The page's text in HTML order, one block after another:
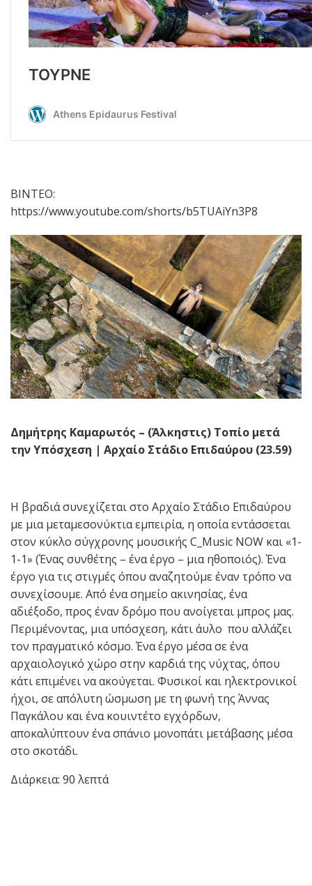
ΒΙΝΤΕΟ:
https://www.youtube.com/shorts/b5TUAiYn3P8
Δημήτρης Καμαρωτός – (Άλκηστις) Τοπίο μετά
την Υπόσχεση | Αρχαίο Στάδιο Επιδαύρου (23.59)
Η βραδιά συνεχίζεται στο Αρχαίο Στάδιο Επιδαύρου
με μια μεταμεσονύκτια εμπειρία, η οποία εντάσσεται
στον κύκλο σύγχρονης μουσικής C_Music NOW και «1-
1-1» (Ένας συνθέτης – ένα έργο – μια ηθοποιός). Ένα
έργο για τις στιγμές όπου αναζητούμε έναν τρόπο να
συνεχίσουμε. Από ένα σημείο ακινησίας, ένα
αδιέξοδο, προς έναν δρόμο που ανοίγεται μπρος μας.
Περιμένοντας, μια υπόσχεση, κάτι άυλο που αλλάζει
τον πραγματικό κόσμο. Ένα έργο μέσα σε ένα
αρχαιολογικό χώρο στην καρδιά της νύχτας, όπου
κάτι επιμένει να ακούγεται. Φυσικοί και ηλεκτρονικοί
ήχοι, σε απόλυτη ώσμωση με τη φωνή της Άννας
Παγκάλου και ένα κουιντέτο εγχόρδων,
αποκαλύπτουν ένα σπάνιο μονοπάτι μετάβασης μέσα
στο σκοτάδι.
Διάρκεια: 90 λεπτά